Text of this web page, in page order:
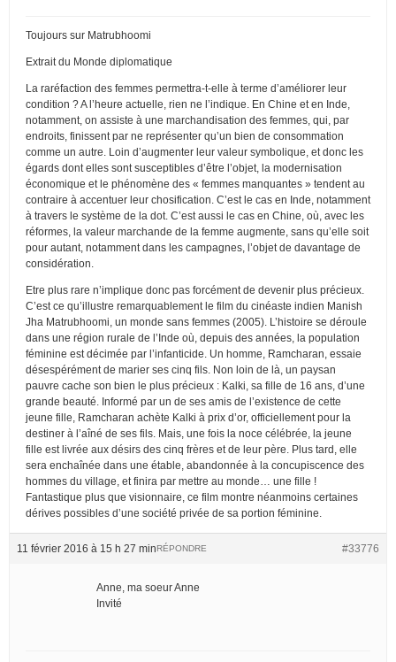
Toujours sur Matrubhoomi
Extrait du Monde diplomatique
La raréfaction des femmes permettra-t-elle à terme d’améliorer leur
condition ? A l’heure actuelle, rien ne l’indique. En Chine et en Inde,
notamment, on assiste à une marchandisation des femmes, qui, par
endroits, finissent par ne représenter qu’un bien de consommation
comme un autre. Loin d’augmenter leur valeur symbolique, et donc les
égards dont elles sont susceptibles d’être l’objet, la modernisation
économique et le phénomène des « femmes manquantes » tendent au
contraire à accentuer leur chosification. C’est le cas en Inde, notamment
à travers le système de la dot. C’est aussi le cas en Chine, où, avec les
réformes, la valeur marchande de la femme augmente, sans qu’elle soit
pour autant, notamment dans les campagnes, l’objet de davantage de
considération.
Etre plus rare n’implique donc pas forcément de devenir plus précieux.
C’est ce qu’illustre remarquablement le film du cinéaste indien Manish
Jha Matrubhoomi, un monde sans femmes (2005). L’histoire se déroule
dans une région rurale de l’Inde où, depuis des années, la population
féminine est décimée par l’infanticide. Un homme, Ramcharan, essaie
désespérément de marier ses cinq fils. Non loin de là, un paysan
pauvre cache son bien le plus précieux : Kalki, sa fille de 16 ans, d’une
grande beauté. Informé par un de ses amis de l’existence de cette
jeune fille, Ramcharan achète Kalki à prix d’or, officiellement pour la
destiner à l’aîné de ses fils. Mais, une fois la noce célébrée, la jeune
fille est livrée aux désirs des cinq frères et de leur père. Plus tard, elle
sera enchaînée dans une étable, abandonnée à la concupiscence des
hommes du village, et finira par mettre au monde… une fille !
Fantastique plus que visionnaire, ce film montre néanmoins certaines
dérives possibles d’une société privée de sa portion féminine.
11 février 2016 à 15 h 27 min #33776
RÉPONDRE
Anne, ma soeur Anne
Invité